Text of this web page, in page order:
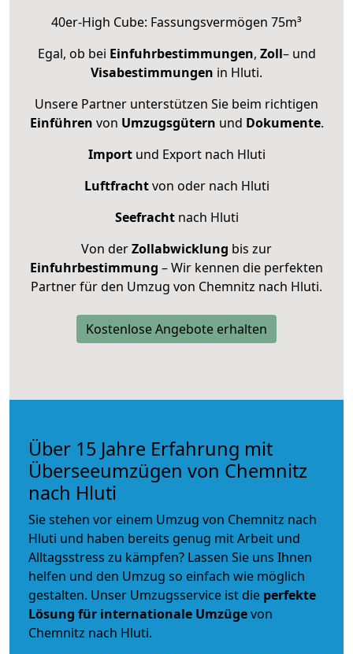
40er-High Cube: Fassungsvermögen 75m³
Egal, ob bei Einfuhrbestimmungen, Zoll– und
Visabestimmungen in Hluti.
Unsere Partner unterstützen Sie beim richtigen
Einführen von Umzugsgütern und Dokumente.
Importund Export nach Hluti
Luftfrachtvon oder nach Hluti
Seefrachtnach Hluti
Von derZollabwicklung bis zur
Einfuhrbestimmung – Wir kennen die perfekten
Partner für den Umzug von Chemnitz nach Hluti.
Kostenlose Angebote erhalten
Über 15 Jahre Erfahrung mit
Überseeumzügen von Chemnitz
nach Hluti
Sie stehen vor einem Umzug von Chemnitz nach
Hluti und haben bereits genug mit Arbeit und
Alltagsstress zu kämpfen? Lassen Sie uns Ihnen
helfen und den Umzug so einfach wie möglich
gestalten. Unser Umzugsservice ist die perfekte
Lösung für internationale Umzügevon
Chemnitz nach Hluti.